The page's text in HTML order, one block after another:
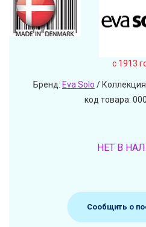
c 1913
Бренд: Eva Solo /
код товара:
НЕТ В
Сообщить о